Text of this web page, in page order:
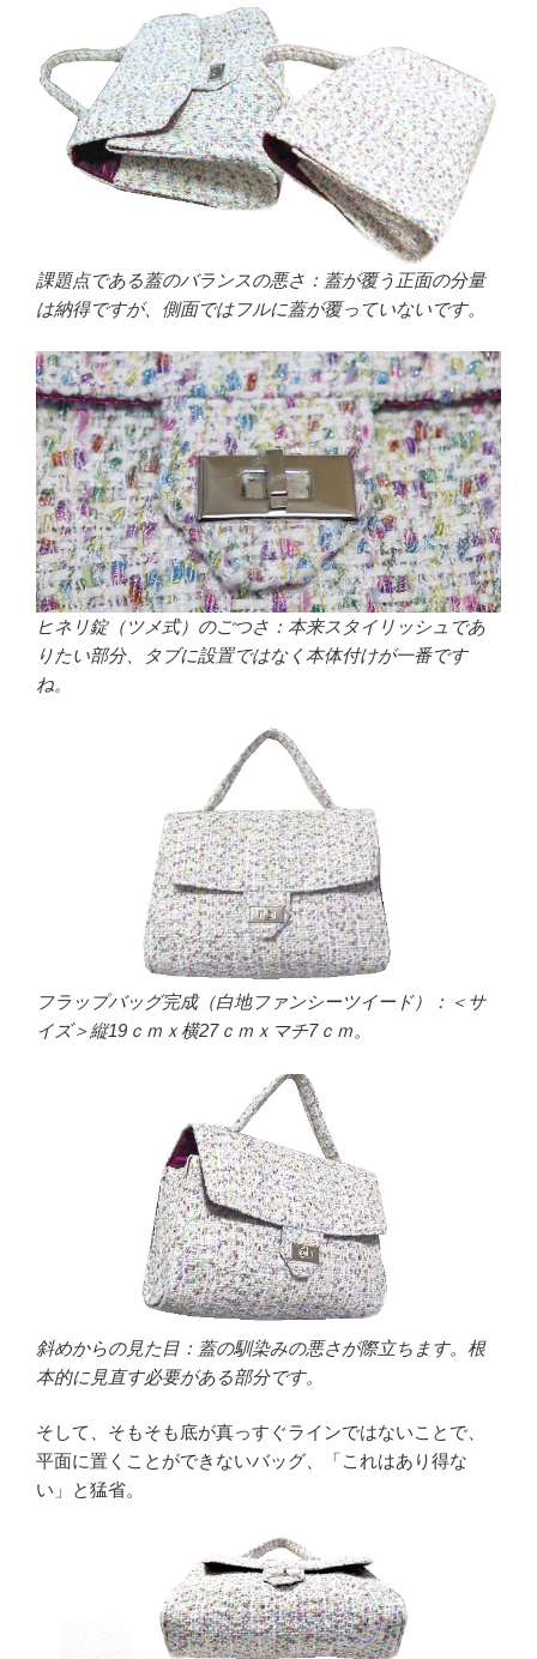
課題点である蓋のバランスの悪さ：蓋が覆う正面の分量
は納得ですが、側面ではフルに蓋が覆っていないです。
ヒネリ錠（ツメ式）のごつさ：本来スタイリッシュであ
りたい部分、タブに設置ではなく本体付けが一番です
ね。
フラップバッグ完成（白地ファンシーツイード）：＜サ
イズ＞縦19ｃｍｘ横27ｃｍｘマチ7ｃｍ。
斜めからの見た目：蓋の馴染みの悪さが際立ちます。根
本的に見直す必要がある部分です。
そして、そもそも底が真っすぐラインではないことで、
平面に置くことができないバッグ、「これはあり得な
い」と猛省。